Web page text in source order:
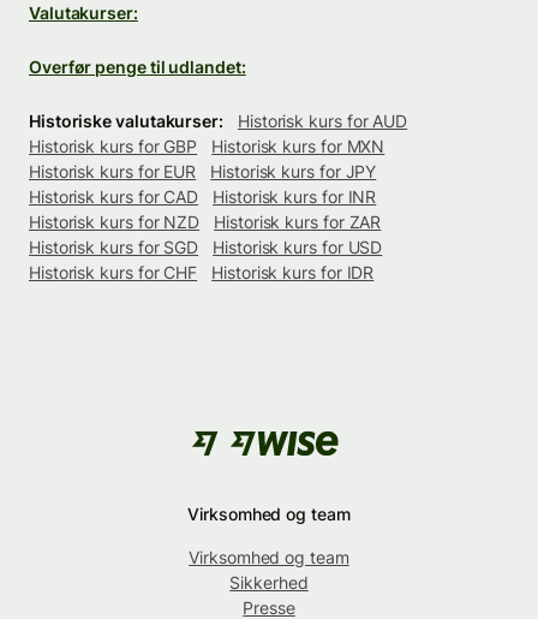
Valutakurser:
Overfør penge til udlandet:
Historiske valutakurser:
Historisk kurs for AUD
Historisk kurs for GBP
Historisk kurs for MXN
Historisk kurs for EUR
Historisk kurs for JPY
Historisk kurs for CAD
Historisk kurs for INR
Historisk kurs for NZD
Historisk kurs for ZAR
Historisk kurs for SGD
Historisk kurs for USD
Historisk kurs for CHF
Historisk kurs for IDR
Virksomhed og team
Virksomhed og team
Sikkerhed
Presse